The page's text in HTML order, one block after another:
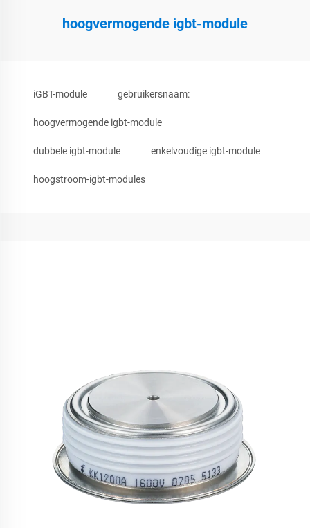
hoogvermogende igbt-module
iGBT-module gebruikersnaam:
hoogvermogende igbt-module
dubbele igbt-module enkelvoudige igbt-module
hoogstroom-igbt-modules